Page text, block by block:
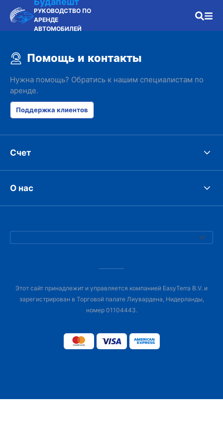
РУКОВОДСТВО ПО
АРЕНДЕ
АВТОМОБИЛЕЙ
Помощь и контакты
Нужна помощь? Обратись к нашим специалистам по
аренде.
Поддержка клиентов
Счет
О нас
Этот сайт принадлежит и управляется компанией EasyTerra B.V. и
зарегистрирован в Торговой палате Лиувардена, Нидерланды,
номер 01104443.